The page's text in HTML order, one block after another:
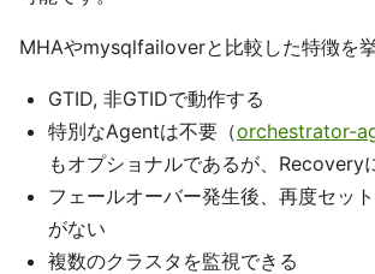
MHAやmysqlfailoverと比較した特徴を挙
GTID, 非GTIDで動作する
特別なAgentは不要（orchestrator-
もオプショナルであるが、Recovery
フェールオーバー発生後、再度セッ
がない
複数のクラスタを監視できる